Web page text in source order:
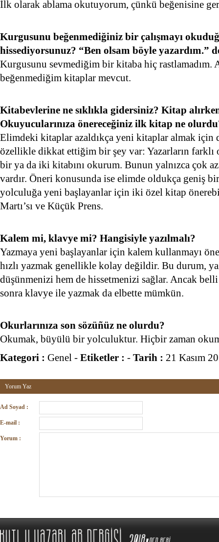
İlk olarak ablama okutuyorum, çünkü beğenisine
Kurgusunu beğenmediğiniz bir çalışmayı
hissediyorsunuz? “Ben olsam böyle yazardım.”
Kurgusunu sevmediğim bir kitaba hiç rastlamadım.
beğenmediğim kitaplar mevcut.
Kitabevlerine ne sıklıkla gidersiniz? Kitap
Okuyucularınıza önereceğiniz ilk kitap ne
Elimdeki kitaplar azaldıkça yeni kitaplar almak için
özellikle dikkat ettiğim bir şey var: Yazarların farklı
bir ya da iki kitabını okurum. Bunun yalnızca çok
vardır. Öneri konusunda ise elimde oldukça geniş
yolculuğa yeni başlayanlar için iki özel kitap
Martı’sı ve Küçük Prens.
Kalem mi, klavye mi? Hangisiyle yazılmalı?
Yazmaya yeni başlayanlar için kalem kullanmayı
hızlı yazmak genellikle kolay değildir. Bu durum,
düşünmenizi hem de hissetmenizi sağlar. Ancak
sonra klavye ile yazmak da elbette mümkün.
Okurlarınıza son sözüñüz ne olurdu?
Okumak, büyülü bir yolculuktur. Hiçbir zaman
Kategori : Genel - Etiketler : - Tarih : 21 Kasım
Yorum Yaz
Ad Soyad :
E-mail :
Yorum :